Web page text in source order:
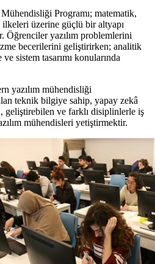
Programı; matematik,
üzerine güçlü bir altyapı
Öğrenciler yazılım problemlerini
becerilerini geliştirirken; analitik
sistem tasarımı konularında
yazılım mühendisliği
teknik bilgiye sahip, yapay zekâ
geliştirebilen ve farklı disiplinlerle iş
mühendisleri yetiştirmektir.